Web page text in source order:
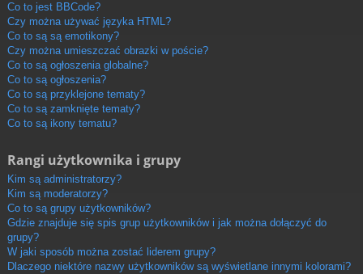
Co to jest BBCode?
Czy można używać języka HTML?
Co to są są emotikony?
Czy można umieszczać obrazki w poście?
Co to są ogłoszenia globalne?
Co to są ogłoszenia?
Co to są przyklejone tematy?
Co to są zamknięte tematy?
Co to są ikony tematu?
Rangi użytkownika i grupy
Kim są administratorzy?
Kim są moderatorzy?
Co to są grupy użytkowników?
Gdzie znajduje się spis grup użytkowników i jak można dołączyć do
grupy?
W jaki sposób można zostać liderem grupy?
Dlaczego niektóre nazwy użytkowników są wyświetlane innymi kolorami?